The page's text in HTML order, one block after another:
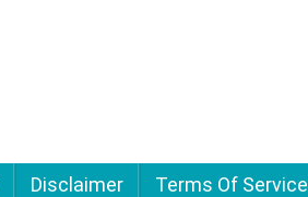
Disclaimer Terms Of Service